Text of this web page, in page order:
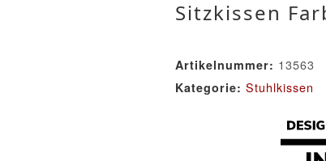
Sitzkissen
Artikelnummer: 13563
Kategorie: Stuhlkissen